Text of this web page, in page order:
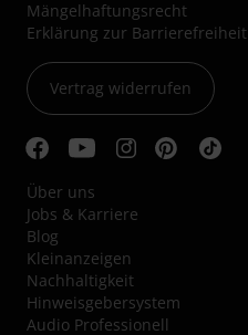
Mängelhaftungsrecht
Erklärung zur Barrierefreiheit
Vertrag widerrufen
Über uns
Jobs & Karriere
Blog
Kleinanzeigen
Nachhaltigkeit
Hinweisgebersystem
Audio Professionell